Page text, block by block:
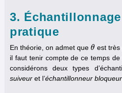
3.
pratique
En théorie, on admet queθ
θ est très
il faut tenir compte de ce temps
considérons deux types
suiveur et l’échantillonneur bloqueur